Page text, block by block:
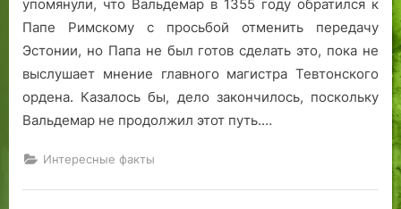
упомянули, что Вальдемар в 1355 году обратился к
Папе Римскому с просьбой отменить передачу
Эстонии, но Папа не был готов сделать это, пока не
выслушает мнение главного магистра Тевтонского
ордена. Казалось бы, дело закончилось, поскольку
Вальдемар не продолжил этот путь.…
Интересные факты